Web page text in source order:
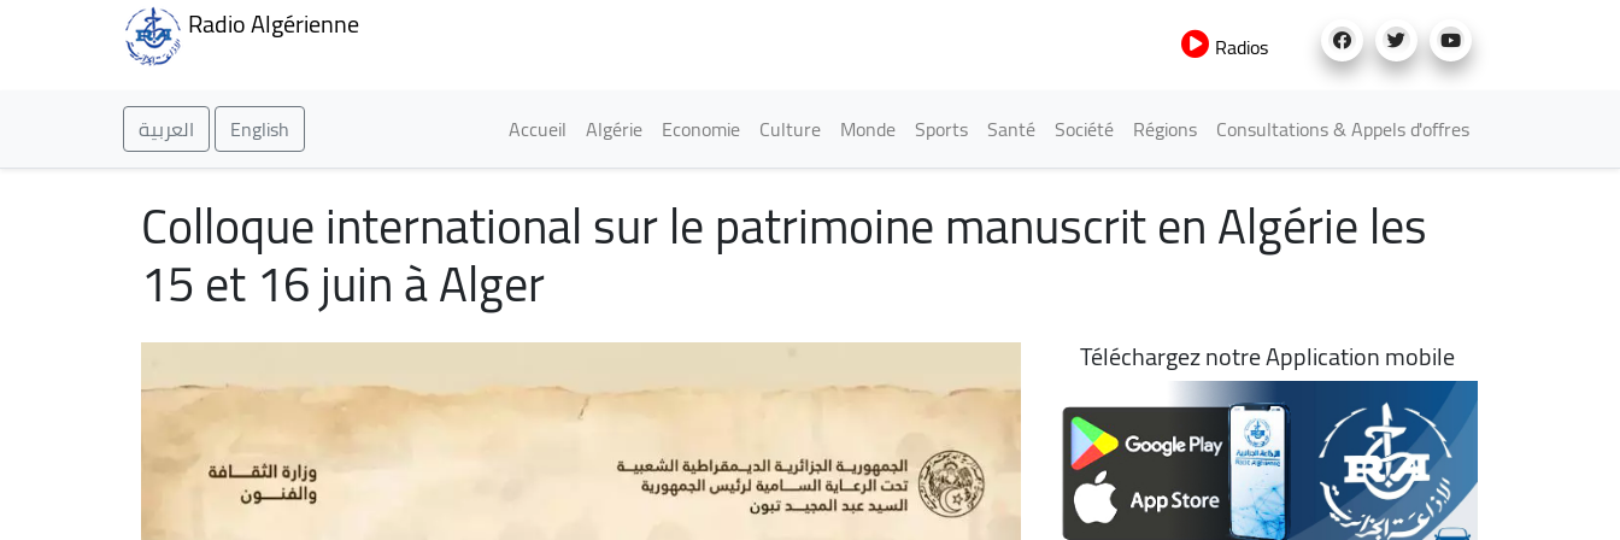
Radio Algérienne
Radios
العربية English Main navigation
Accueil Algérie Economie Culture Monde Sports Santé Société Régions Consultations & Appels d'offres
Colloque international sur le patrimoine manuscrit en Algérie les
15 et 16 juin à Alger
Téléchargez notre Application mobile